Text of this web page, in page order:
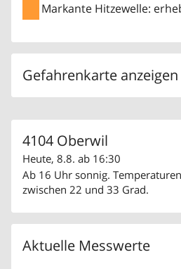
Markante Hitzewelle:
Gefahrenkarte anzeigen
4104 Oberwil
Heute, 8.8. ab 16:30
Ab 16 Uhr sonnig. Temperaturen
zwischen 22 und 33 Grad.
Aktuelle Messwerte